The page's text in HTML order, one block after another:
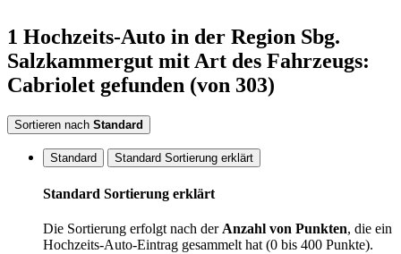
1 Hochzeits-Auto in der Region Sbg.
Salzkammergut mit Art des Fahrzeugs:
Cabriolet gefunden (von 303)
Sortieren nach Standard
Standard Standard Sortierung erklärt
Standard Sortierung erklärt
Die Sortierung erfolgt nach derAnzahl von Punkten, die ein
Hochzeits-Auto-Eintrag gesammelt hat (0 bis 400 Punkte).